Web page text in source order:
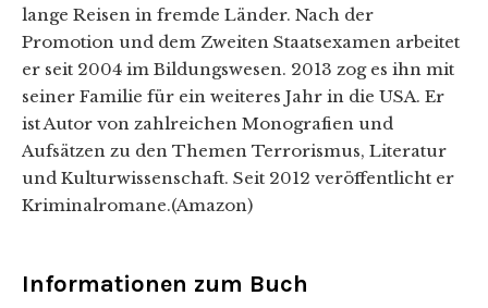
lange Reisen in fremde Länder. Nach der
Promotion und dem Zweiten Staatsexamen arbeitet
er seit 2004 im Bildungswesen. 2013 zog es ihn mit
seiner Familie für ein weiteres Jahr in die USA. Er
ist Autor von zahlreichen Monografien und
Aufsätzen zu den Themen Terrorismus, Literatur
und Kulturwissenschaft. Seit 2012 veröffentlicht er
Kriminalromane.(Amazon)
Informationen zum Buch